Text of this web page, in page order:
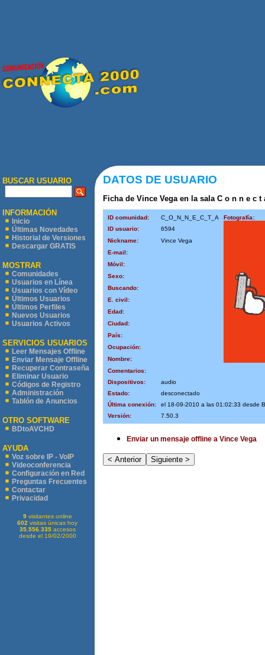
BUSCAR USUARIO
INFORMACIÓN
Inicio
Últimas Novedades
Historial de Versiones
Descargar GRATIS
MOSTRAR
Comunidades
Usuarios en Línea
Usuarios con Vídeo
Últimos Usuarios
Últimos Perfiles
Nuevos Usuarios
Usuarios Activos
SERVICIOS USUARIOS
Leer Mensajes Offline
Enviar Mensaje Offline
Recuperar Contraseña
Eliminar Usuario
Códigos de Registro
Administración
Tablón de Anuncios
OTRO SOFTWARE
BDtoAVCHD
AYUDA
Voz sobre IP - VoIP
Videoconferencia
Configuración en Red
Preguntas Frecuentes
Contactar
Privacidad
9visitantes online
602 visitas únicas hoy
35.556.335accesos
desde el 19/02/2000
DATOS DE USUARIO
Ficha de Vince Vega en la sala C o n n e c t
ID comunidad: C_O_N_N_E_C_T_A
Fotografía:
ID usuario:
6594
Nickname:
Vince Vega
E-mail:
Móvil:
Sexo:
Buscando:
E. civil:
Edad:
Ciudad:
País:
Ocupación:
Nombre:
Comentarios:
Dispositivos:
audio
Estado:
desconectado
Última conexión:
el 18-09-2010 a las 01:02:33 desde
Versión:
7.50.3
Enviar un mensaje offline a Vince Vega